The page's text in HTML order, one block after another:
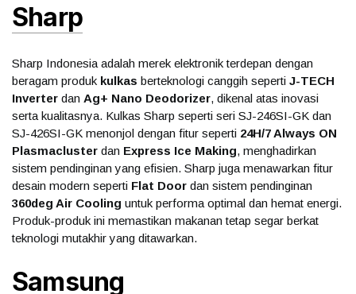
Sharp
Sharp Indonesia adalah merek elektronik terdepan dengan
beragam produk kulkas berteknologi canggih seperti J-TECH
Inverter dan Ag+ Nano Deodorizer, dikenal atas inovasi
serta kualitasnya. Kulkas Sharp seperti seri SJ-246SI-GK dan
SJ-426SI-GK menonjol dengan fitur seperti 24H/7 Always ON
Plasmacluster dan Express Ice Making, menghadirkan
sistem pendinginan yang efisien. Sharp juga menawarkan fitur
desain modern seperti Flat Door dan sistem pendinginan
360deg Air Cooling untuk performa optimal dan hemat energi.
Produk-produk ini memastikan makanan tetap segar berkat
teknologi mutakhir yang ditawarkan.
Samsung